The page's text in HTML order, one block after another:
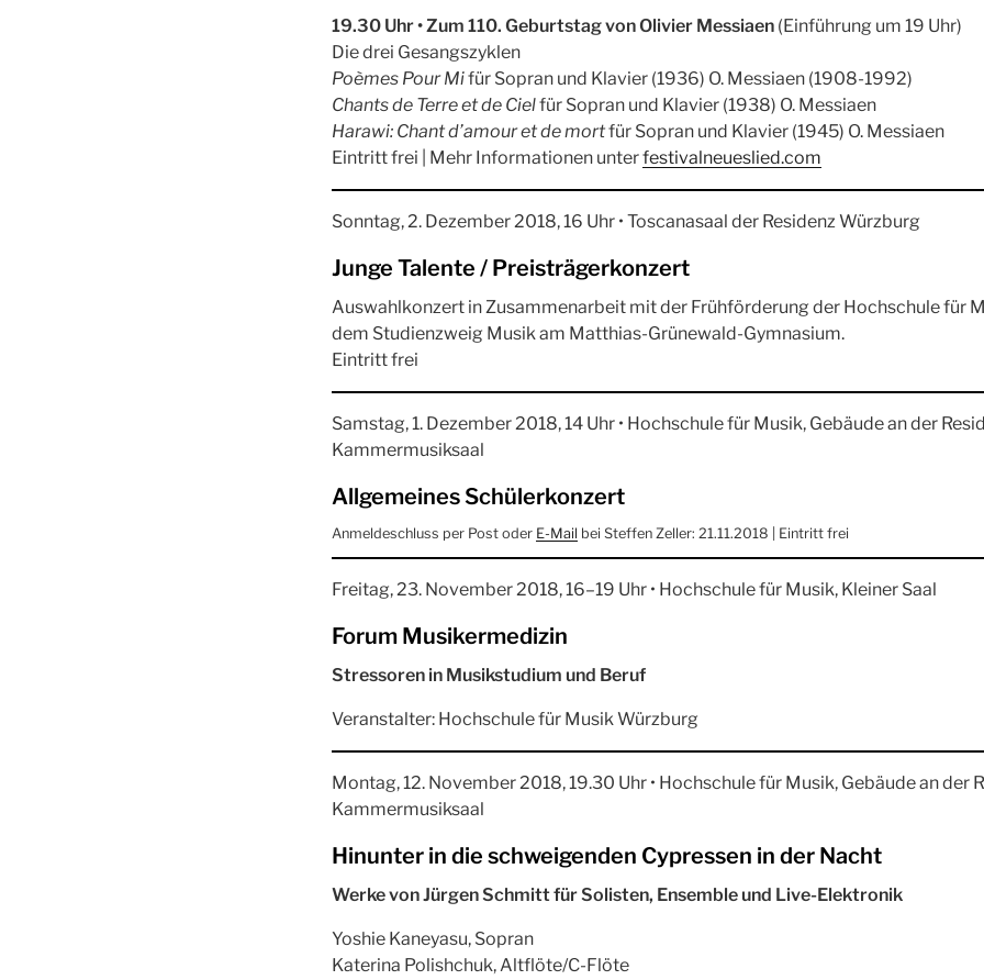
19.30 Uhr • Zum 110. Geburtstag von Olivier Messiaen (Einführung um 19 Uhr)
Die drei Gesangszyklen
Poèmes Pour Mifür Sopran und Klavier (1936) O. Messiaen (1908-1992)
Chants de Terre et de Cielfür Sopran und Klavier (1938) O. Messiaen
Harawi: Chant d’amour et de mortfür Sopran und Klavier (1945) O. Messiaen
Eintritt frei | Mehr Informationen unterfestivalneueslied.com
Sonntag, 2. Dezember 2018, 16 Uhr • Toscanasaal der Residenz Würzburg
Junge Talente / Preisträgerkonzert
Auswahlkonzert in Zusammenarbeit mit der Frühförderung der Hochschule für
dem Studienzweig Musik am Matthias-Grünewald-Gymnasium.
Eintritt frei
Samstag, 1. Dezember 2018, 14 Uhr • Hochschule für Musik, Gebäude an der
Kammermusiksaal
Allgemeines Schülerkonzert
Anmeldeschluss per Post oder E-Mail bei Steffen Zeller: 21.11.2018 | Eintritt frei
Freitag, 23. November 2018, 16–19 Uhr • Hochschule für Musik, Kleiner Saal
Forum Musikermedizin
Stressoren in Musikstudium und Beruf
Veranstalter: Hochschule für Musik Würzburg
Montag, 12. November 2018, 19.30 Uhr • Hochschule für Musik, Gebäude an der
Kammermusiksaal
Hinunter in die schweigenden Cypressen in der Nacht
Werke von Jürgen Schmitt für Solisten, Ensemble und Live-Elektronik
Yoshie Kaneyasu, Sopran
Katerina Polishchuk, Altflöte/C-Flöte